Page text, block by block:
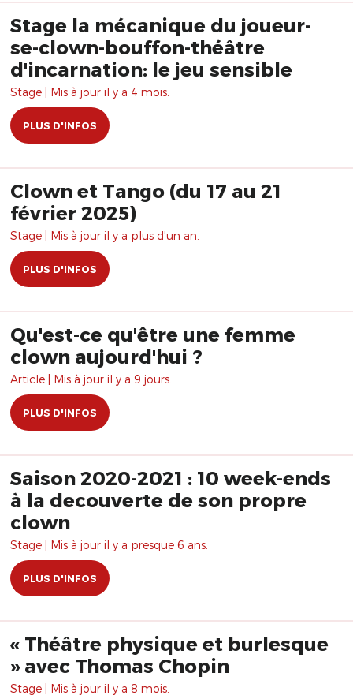
Stage la mécanique du joueur-
se-clown-bouffon-théâtre
d'incarnation: le jeu sensible
Stage | Mis à jour il y a 4 mois.
PLUS D'INFOS
Clown et Tango (du 17 au 21
février 2025)
Stage | Mis à jour il y a plus d'un an.
PLUS D'INFOS
Qu'est-ce qu'être une femme
clown aujourd'hui ?
Article | Mis à jour il y a 9 jours.
PLUS D'INFOS
Saison 2020-2021 : 10 week-ends
à la decouverte de son propre
clown
Stage | Mis à jour il y a presque 6 ans.
PLUS D'INFOS
« Théâtre physique et burlesque
» avec Thomas Chopin
Stage | Mis à jour il y a 8 mois.